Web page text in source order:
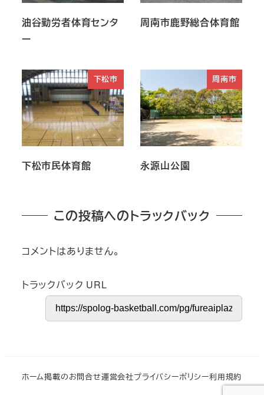
油谷勤労者体育センタ
ー
周南市鹿野総合体育館
下松市
下松市民体育館
周南市
永源山公園
この投稿へのトラックバック
コメントはありません。
トラックバック URL
ホーム掲載のお問合せ運営会社プライバシーポリシー利用規約